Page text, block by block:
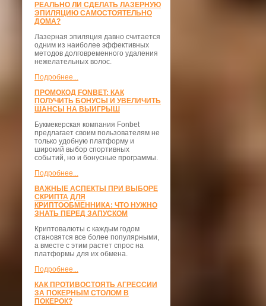
РЕАЛЬНО ЛИ СДЕЛАТЬ ЛАЗЕРНУЮ
ЭПИЛЯЦИЮ САМОСТОЯТЕЛЬНО
ДОМА?
Лазерная эпиляция давно считается
одним из наиболее эффективных
методов долговременного удаления
нежелательных волос.
Подробнее...
ПРОМОКОД FONBET: КАК
ПОЛУЧИТЬ БОНУСЫ И УВЕЛИЧИТЬ
ШАНСЫ НА ВЫИГРЫШ
Букмекерская компания Fonbet
предлагает своим пользователям не
только удобную платформу и
широкий выбор спортивных
событий, но и бонусные программы.
Подробнее...
ВАЖНЫЕ АСПЕКТЫ ПРИ ВЫБОРЕ
СКРИПТА ДЛЯ
КРИПТООБМЕННИКА: ЧТО НУЖНО
ЗНАТЬ ПЕРЕД ЗАПУСКОМ
Криптовалюты с каждым годом
становятся все более популярными,
а вместе с этим растет спрос на
платформы для их обмена.
Подробнее...
КАК ПРОТИВОСТОЯТЬ АГРЕССИИ
ЗА ПОКЕРНЫМ СТОЛОМ В
ПОКЕРОК?